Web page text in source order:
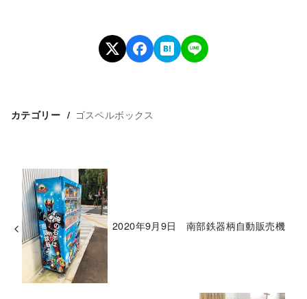
カテゴリー ゴスペルボックス
2020年9月9日 南部鉄器柄自動販売機